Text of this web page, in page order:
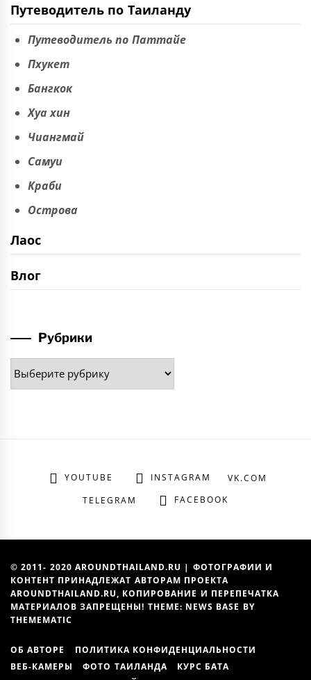
Путеводитель по Таиланду
Путеводитель по Паттайе
Пхукет
Бангкок
Хуа хин
Чиангмай
Самуи
Краби
Острова
Лаос
Влог
Рубрики
Рубрики
YOUTUBE INSTAGRAM
VK.COM
TELEGRAM
FACEBOOK
© 2011- 2020 AROUNDTHAILAND.RU | ФОТОГРАФИИ И
КОНТЕНТ ПРИНАДЛЕЖАТ АВТОРАМ ПРОЕКТА
AROUNDTHAILAND.RU, КОПИРОВАНИЕ И ПЕРЕПЕЧАТКА
МАТЕРИАЛОВ ЗАПРЕЩЕНЫ! THEME: NEWS BASE BY
THEMEMATIC
ОБ АВТОРЕ
ПОЛИТИКА КОНФИДЕНЦИАЛЬНОСТИ
ВЕБ-КАМЕРЫ
ФОТО ТАИЛАНДА
КУРС БАТА